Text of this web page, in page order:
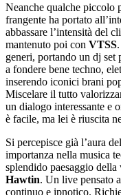
Neanche qualche piccolo
frangente ha portato
abbassare l’intensità del
mantenuto poi con VTSS
generi, portando un dj set
a fondere bene techno,
inserendo iconici brani
Miscelare il tutto
un dialogo interessante e
è facile, ma lei è riuscita
Si percepisce già l’aura
importanza nella musica
splendido paesaggio
Hawtin. Un live pensato
continuo e ipnotico.